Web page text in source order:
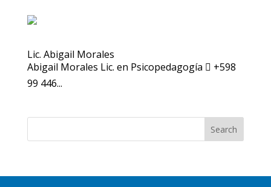
Lic. Abigail Morales
Abigail Morales Lic. en Psicopedagogía  +598
99 446...
Search